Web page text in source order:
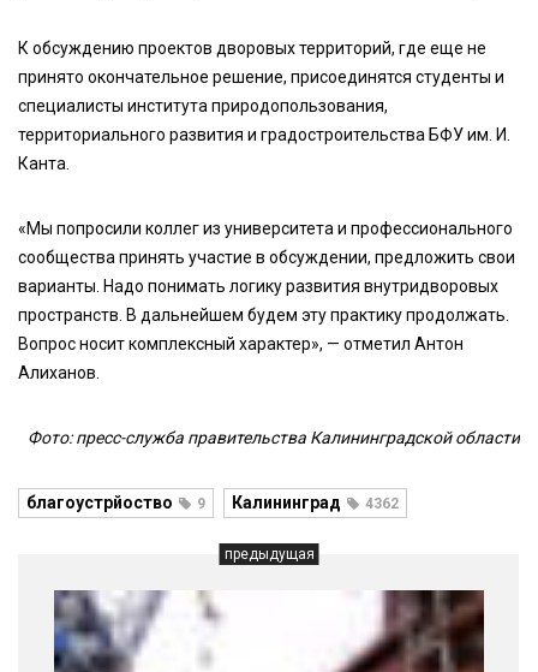
К обсуждению проектов дворовых территорий, где еще не
принято окончательное решение, присоединятся студенты и
специалисты института природопользования,
территориального развития и градостроительства БФУ им. И.
Канта.
«Мы попросили коллег из университета и профессионального
сообщества принять участие в обсуждении, предложить свои
варианты. Надо понимать логику развития внутридворовых
пространств. В дальнейшем будем эту практику продолжать.
Вопрос носит комплексный характер», — отметил Антон
Алиханов.
Фото: пресс-служба правительства Калининградской области
благоустрйоство 9 Калининград 4362
предыдущая